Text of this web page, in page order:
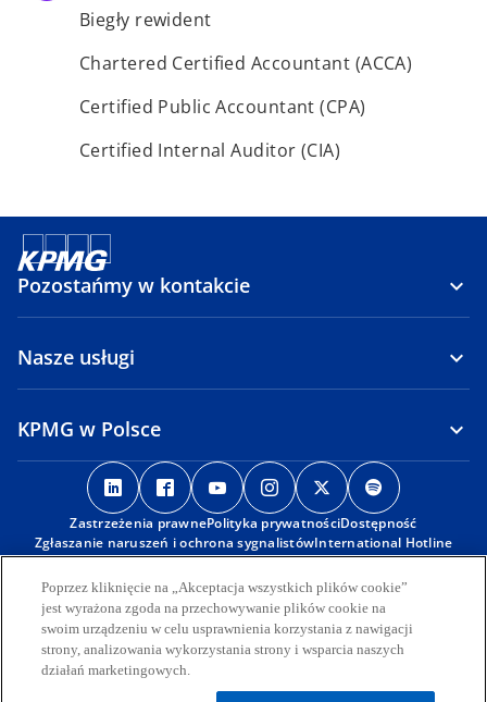
Biegły rewident
Chartered Certified Accountant (ACCA)
Certified Public Accountant (CPA)
Certified Internal Auditor (CIA)
Pozostańmy w kontakcie
Nasze usługi
KPMG w Polsce
o
p
e
n
s
i
n
a
n
o
p
e
n
s
i
n
a
o
p
e
n
i
n
a
o
p
e
n
s
i
n
a
o
p
e
n
i
n
a
p
e
n
s
n
a
Zastrzeżenia prawnePolityka prywatnościDostępność
Zgłaszanie naruszeń i ochrona sygnalistówInternational Hotline
© 2026 KPMG Sp. z o.o., polska spółka z ograniczoną
odpowiedzialnością i członek globalnej organizacji KPMG składającej
się z niezależnych spółek członkowskich stowarzyszonych z KPMG
International Limited, prywatną spółką angielską z
odpowiedzialnością ograniczoną do wysokości gwarancji. Wszelkie
Poprzez kliknięcie na „Akceptacja wszystkich plików cookie”
jest wyrażona zgoda na przechowywanie plików cookie na
swoim urządzeniu w celu usprawnienia korzystania z nawigacji
strony, analizowania wykorzystania strony i wsparcia naszych
działań marketingowych.